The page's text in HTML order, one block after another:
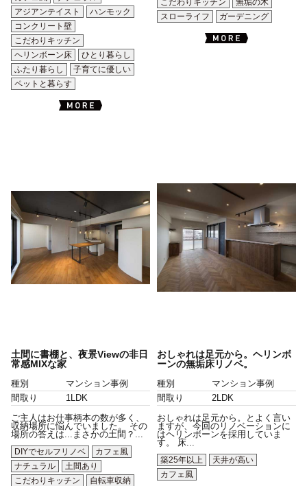
アジアンテイスト
ハンモック
コンクリート壁
こだわりキッチン
ヘリンボーン床
ひとり暮らし
ふたり暮らし
子育てに優しい
ペットと暮らす
こだわりキッチン
無垢の木
スローライフ
ガーデニング
土間に書棚と、夜景Viewの非日
常感MIXな家
種別
マンション事例
間取り
1LDK
ご主人はお仕事柄本の数が多く、
収納場所に悩んでいました。 その
場所の答えは...まさかの土間？...
DIYでセルフリノベ
カフェ風
ナチュラル
土間あり
こだわりキッチン
自転車収納
おしゃれは足元から。ヘリンボ
ーンの無垢床リノベ。
種別
マンション事例
間取り
2LDK
おしゃれは足元から。とよく言い
ますが、今回のリノベーションに
はヘリンボーンを採用していま
す。 床...
築25年以上
天井が高い
カフェ風